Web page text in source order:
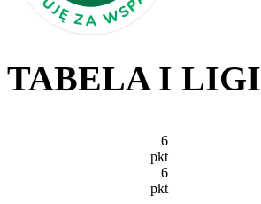
TABELA I LIGI
6
pkt
6
pkt